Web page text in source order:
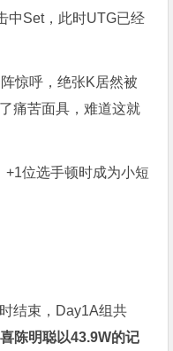
中Set，此时UTG已经
惊呼，绝张K居然被
痛苦面具，难道这就
位选手顿时成为小短
结束，Day1A组共
陈明聪以43.9W的记